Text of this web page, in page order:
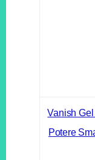
Vanish
Potere